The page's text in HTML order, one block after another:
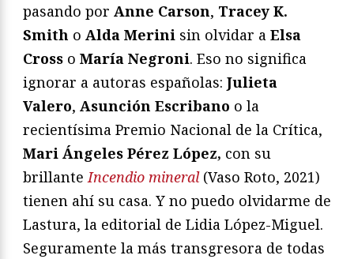
pasando por Anne Carson, Tracey K.
Smith o Alda Merini sin olvidar a Elsa
Cross o María Negroni. Eso no significa
ignorar a autoras españolas: Julieta
Valero, Asunción Escribano o la
recientísima Premio Nacional de la Crítica,
Mari Ángeles Pérez López, con su
brillante Incendio mineral(Vaso Roto, 2021)
tienen ahí su casa. Y no puedo olvidarme de
Lastura, la editorial de Lidia López-Miguel.
Seguramente la más transgresora de todas